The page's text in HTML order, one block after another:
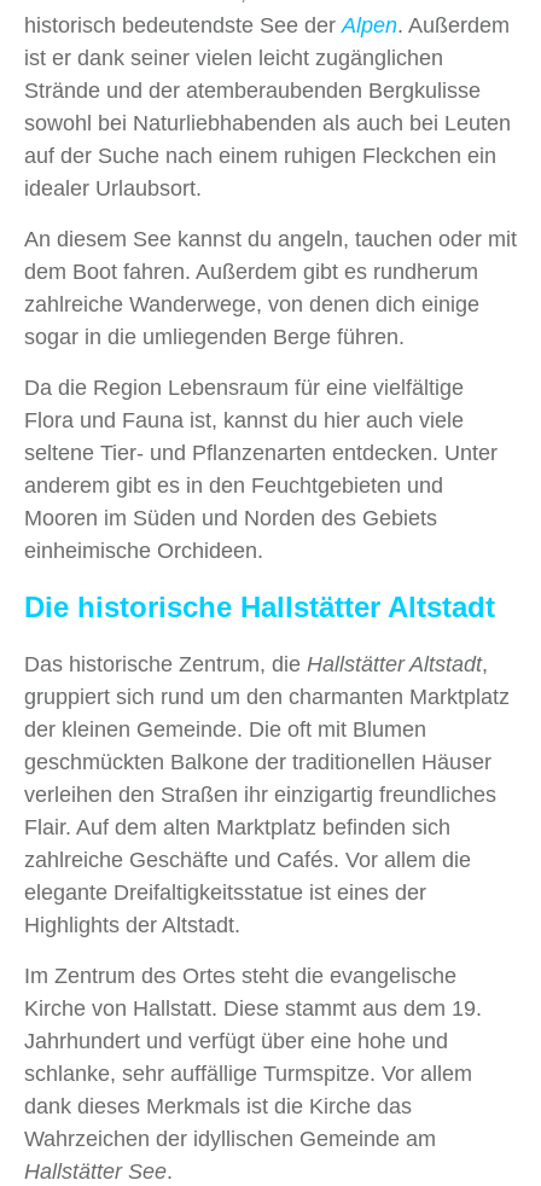
historisch bedeutendste See derAlpen. Außerdem
ist er dank seiner vielen leicht zugänglichen
Strände und der atemberaubenden Bergkulisse
sowohl bei Naturliebhabenden als auch bei Leuten
auf der Suche nach einem ruhigen Fleckchen ein
idealer Urlaubsort.
An diesem See kannst du angeln, tauchen oder mit
dem Boot fahren. Außerdem gibt es rundherum
zahlreiche Wanderwege, von denen dich einige
sogar in die umliegenden Berge führen.
Da die Region Lebensraum für eine vielfältige
Flora und Fauna ist, kannst du hier auch viele
seltene Tier- und Pflanzenarten entdecken. Unter
anderem gibt es in den Feuchtgebieten und
Mooren im Süden und Norden des Gebiets
einheimische Orchideen.
Die historische Hallstätter Altstadt
Das historische Zentrum, die Hallstätter Altstadt,
gruppiert sich rund um den charmanten Marktplatz
der kleinen Gemeinde. Die oft mit Blumen
geschmückten Balkone der traditionellen Häuser
verleihen den Straßen ihr einzigartig freundliches
Flair. Auf dem alten Marktplatz befinden sich
zahlreiche Geschäfte und Cafés. Vor allem die
elegante Dreifaltigkeitsstatue ist eines der
Highlights der Altstadt.
Im Zentrum des Ortes steht die evangelische
Kirche von Hallstatt. Diese stammt aus dem 19.
Jahrhundert und verfügt über eine hohe und
schlanke, sehr auffällige Turmspitze. Vor allem
dank dieses Merkmals ist die Kirche das
Wahrzeichen der idyllischen Gemeinde am
Hallstätter See.